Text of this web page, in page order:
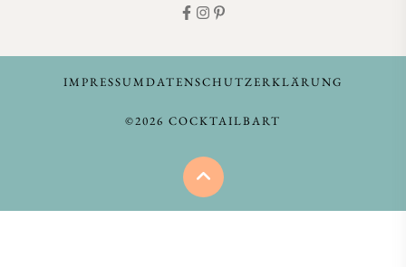
IMPRESSUMDATENSCHUTZERKLÄRUNG
©2026 COCKTAILBART